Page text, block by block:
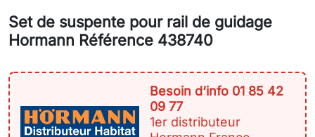
Set de suspente pour rail de guidage
Hormann Référence 438740
Besoin d‘info 01 85 42
09 77
1er distributeur